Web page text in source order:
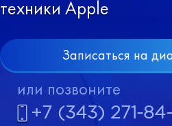
техники Apple
Записаться на
или позвоните
+7 (343) 271-